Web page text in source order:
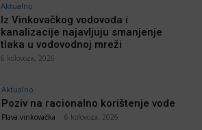
Aktualno
Iz Vinkovačkog vodovoda i
kanalizacije najavljuju smanjenje
tlaka u vodovodnoj mreži
6 kolovoza, 2026
Aktualno
Poziv na racionalno korištenje vode
Plava vinkovačka 6 kolovoza, 2026